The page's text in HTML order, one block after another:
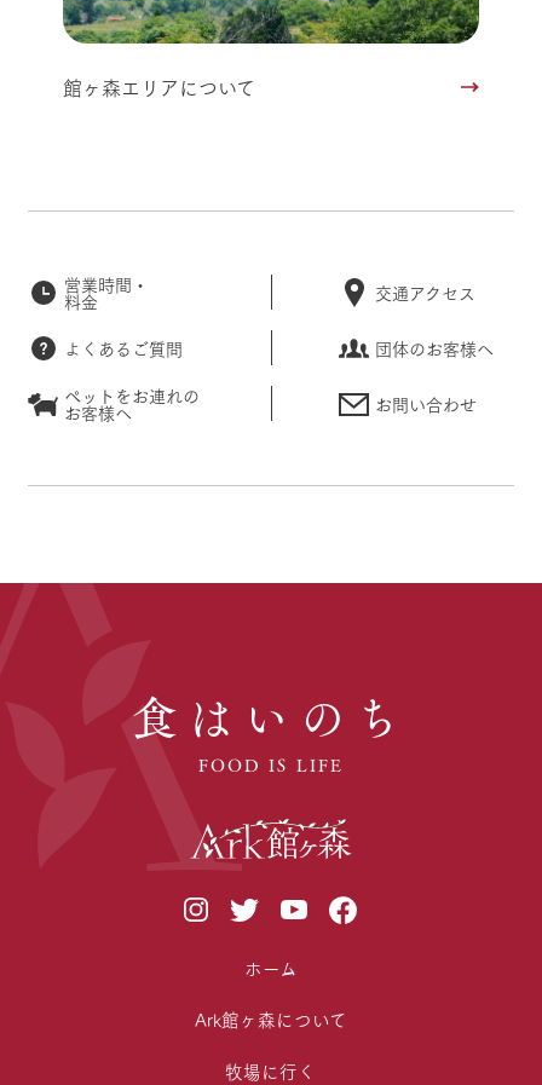
館ヶ森エリアについて
営業時間・
料金 交通アクセス
よくあるご質問
団体のお客様へ
ペットをお連れの
お客様へ お問い合わせ
食はいのち
FOOD IS LIFE
ホーム
Ark館ヶ森について
牧場に行く